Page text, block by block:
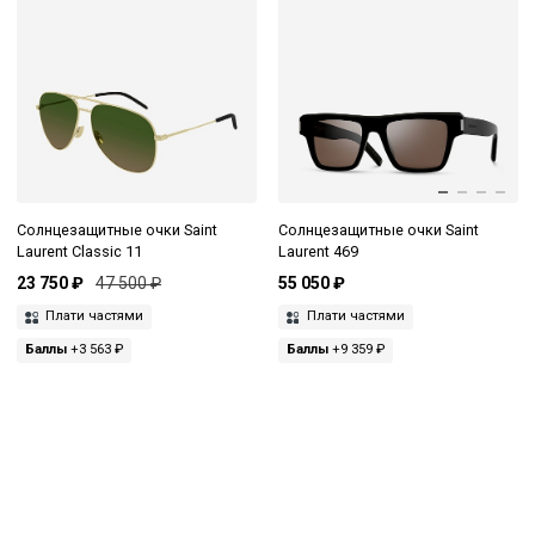
Солнцезащитные очки Saint
Laurent Classic 11
23 750 ₽ 47 500 ₽
Плати частями
Баллы +3 563 ₽
Солнцезащитные очки Saint
Laurent 469
55 050 ₽
Плати частями
Баллы+9 359 ₽